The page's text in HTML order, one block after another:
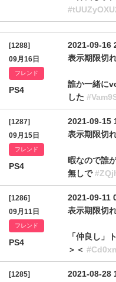
[1288]
09月16日
フレンド
PS4
2021-09-16
表示期限切
誰か一緒に
した
[1287]
09月15日
フレンド
PS4
2021-09-15
表示期限切
暇なので誰
無しで
[1286]
09月11日
フレンド
PS4
2021-09-11
表示期限切
「仲良し」
＞＜
[1285] 2021-08-28